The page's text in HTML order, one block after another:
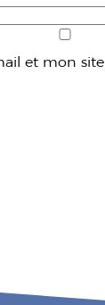
et mon